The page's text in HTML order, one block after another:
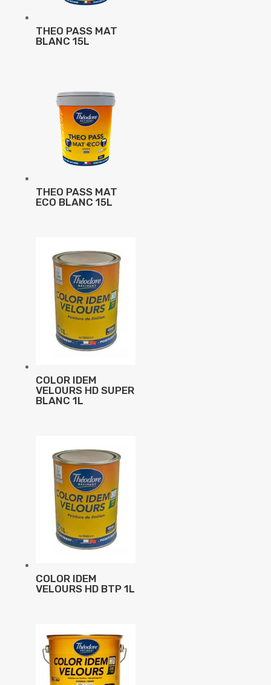
THEO PASS MAT
BLANC 15L
THEO PASS MAT
ECO BLANC 15L
COLOR IDEM
VELOURS HD SUPER
BLANC 1L
COLOR IDEM
VELOURS HD BTP 1L